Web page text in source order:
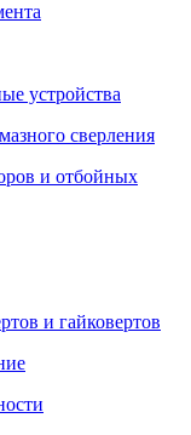
устройства
сверления
и отбойных
и гайковертов